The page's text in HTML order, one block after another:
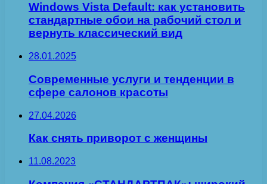
Windows Vista Default: как установить
стандартные обои на рабочий стол и
вернуть классический вид
28.01.2025
Современные услуги и тенденции в
сфере салонов красоты
27.04.2026
Как снять приворот с женщины
11.08.2023